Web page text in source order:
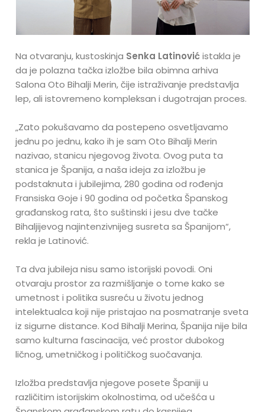
Na otvaranju, kustoskinja Senka Latinovićistakla je
da je polazna tačka izložbe bila obimna arhiva
Salona Oto Bihalji Merin, čije istraživanje predstavlja
lep, ali istovremeno kompleksan i dugotrajan proces.
„Zato pokušavamo da postepeno osvetljavamo
jednu po jednu, kako ih je sam Oto Bihalji Merin
nazivao, stanicu njegovog života. Ovog puta ta
stanica je Španija, a naša ideja za izložbu je
podstaknuta i jubilejima, 280 godina od rođenja
Fransiska Goje i 90 godina od početka Španskog
građanskog rata, što suštinski i jesu dve tačke
Bihaljijevog najintenzivnijeg susreta sa Španijom“,
rekla je Latinović.
Ta dva jubileja nisu samo istorijski povodi. Oni
otvaraju prostor za razmišljanje o tome kako se
umetnost i politika susreću u životu jednog
intelektualca koji nije pristajao na posmatranje sveta
iz sigurne distance. Kod Bihalji Merina, Španija nije bila
samo kulturna fascinacija, već prostor dubokog
ličnog, umetničkog i političkog suočavanja.
Izložba predstavlja njegove posete Španiji u
različitim istorijskim okolnostima, od učešća u